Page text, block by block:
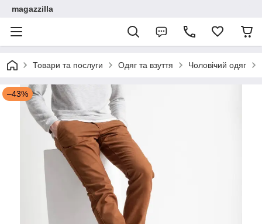
magazzilla
Товари та послуги Одяг та взуття Чоловічий одяг
–43%